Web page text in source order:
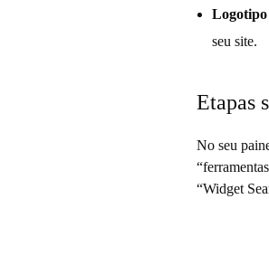
seu site.
Etapas
No seu
“Widget